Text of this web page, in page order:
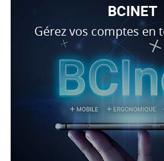
BCINET
Gérez vos comptes en